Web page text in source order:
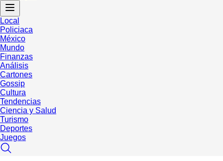
Local
Policiaca
México
Mundo
Finanzas
Análisis
Cartones
Gossip
Cultura
Tendencias
Ciencia y Salud
Turismo
Deportes
Juegos